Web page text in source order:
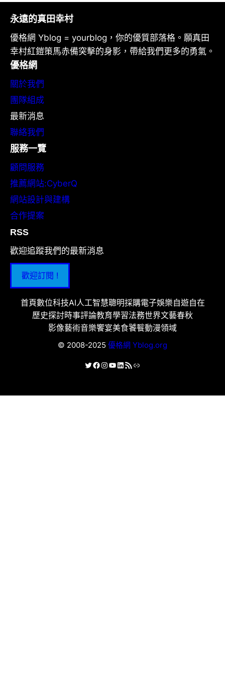
永遠的真田幸村
優格網 Yblog = yourblog，你的優質部落格。願真田
幸村紅鎧策馬赤備突擊的身影，帶給我們更多的勇氣。
優格網
關於我們
團隊組成
最新消息
聯絡我們
服務一覽
顧問服務
推薦網站:CyberQ
網站設計與建構
合作提案
RSS
歡迎追蹤我們的最新消息
歡迎訂閱 !
首頁數位科技AI人工智慧聰明採購電子娛樂自遊自在
歷史探討時事評論教育學習法務世界文藝春秋
影像藝術音樂饗宴美食饕餮動漫領域
© 2008-2025 優格網 Yblog.org
X Facebook
Instagram
YouTube
LinkedIn
RSS 資訊提供連結